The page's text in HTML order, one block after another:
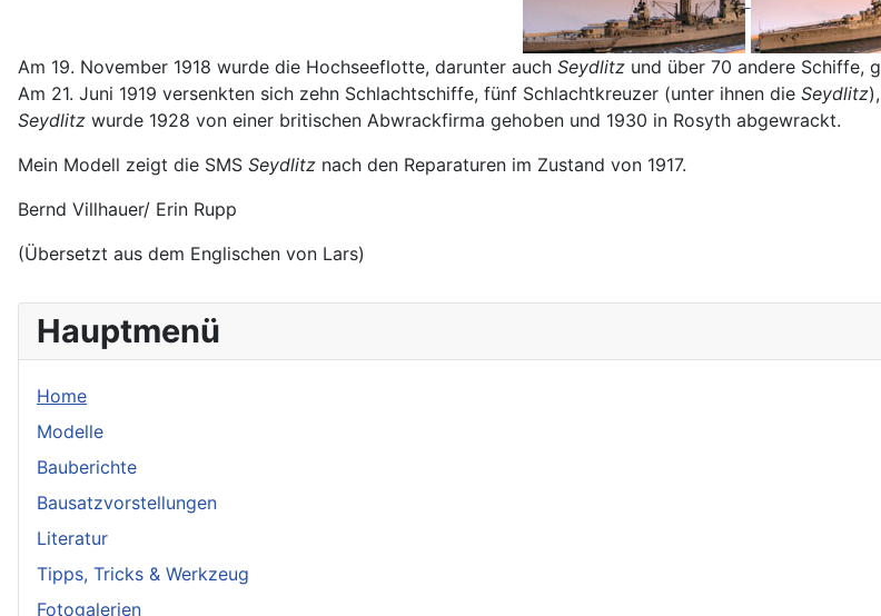
Hauptmenü
Home
Modelle
Bauberichte
Bausatzvorstellungen
Literatur
Tipps, Tricks & Werkzeug
Fotogalerien
Am 19. November 1918 wurde die Hochseeflotte, darunter auch Seydlitz und über 70 andere Schiffe,
Am 21. Juni 1919 versenkten sich zehn Schlachtschiffe, fünf Schlachtkreuzer (unter ihnen die Seydlitz
Seydlitz wurde 1928 von einer britischen Abwrackfirma gehoben und 1930 in Rosyth abgewrackt.
Mein Modell zeigt die SMS Seydlitz nach den Reparaturen im Zustand von 1917.
Bernd Villhauer/ Erin Rupp
(Übersetzt aus dem Englischen von Lars)